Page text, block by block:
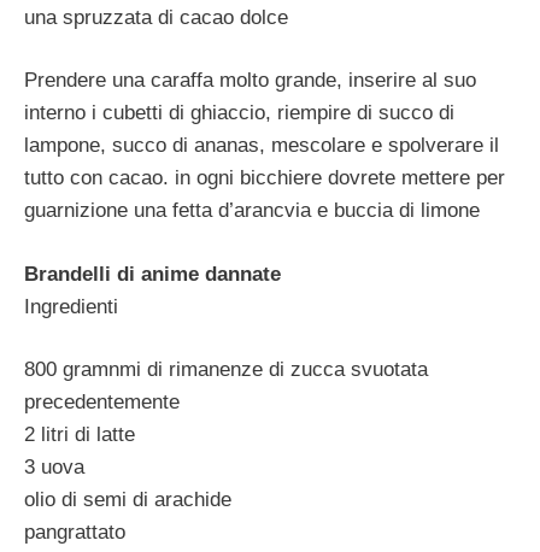
una spruzzata di cacao dolce
Prendere una caraffa molto grande, inserire al suo
interno i cubetti di ghiaccio, riempire di succo di
lampone, succo di ananas, mescolare e spolverare il
tutto con cacao. in ogni bicchiere dovrete mettere per
guarnizione una fetta d’arancvia e buccia di limone
Brandelli di anime dannate
Ingredienti
800 gramnmi di rimanenze di zucca svuotata
precedentemente
2 litri di latte
3 uova
olio di semi di arachide
pangrattato